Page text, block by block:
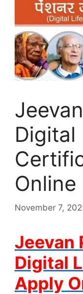
Digital
Online
November 7,
Jeevan
Digital
Apply